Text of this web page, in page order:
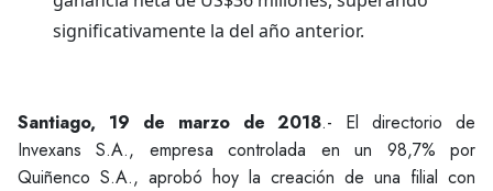
significativamente la del año anterior.
Santiago, 19 de marzo de 2018.- El directorio de
Invexans S.A., empresa controlada en un 98,7% por
Quiñenco S.A., aprobó hoy la creación de una filial con